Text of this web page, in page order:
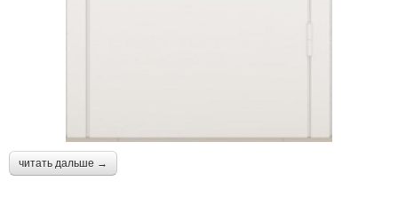
читать дальше →